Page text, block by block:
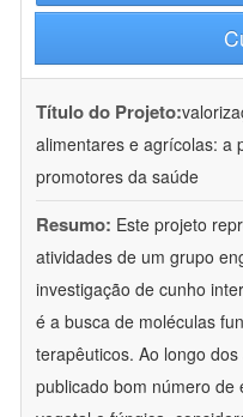
Título do Projeto:
alimentares e agrícolas: a
promotores da saúde
Resumo: Este projeto
atividades de um grupo
investigação de cunho
é a busca de moléculas
terapêuticos. Ao longo
publicado bom número de